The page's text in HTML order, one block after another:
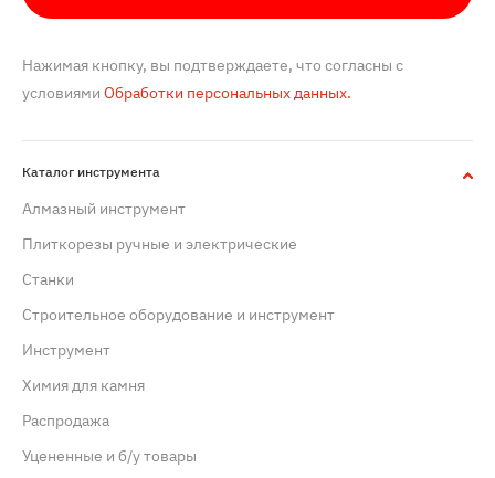
Нажимая кнопку, вы подтверждаете, что согласны с
условиями Обработки персональных данных.
Каталог инструмента
Алмазный инструмент
Плиткорезы ручные и электрические
Станки
Строительное оборудование и инструмент
Инструмент
Химия для камня
Распродажа
Уцененные и б/у товары